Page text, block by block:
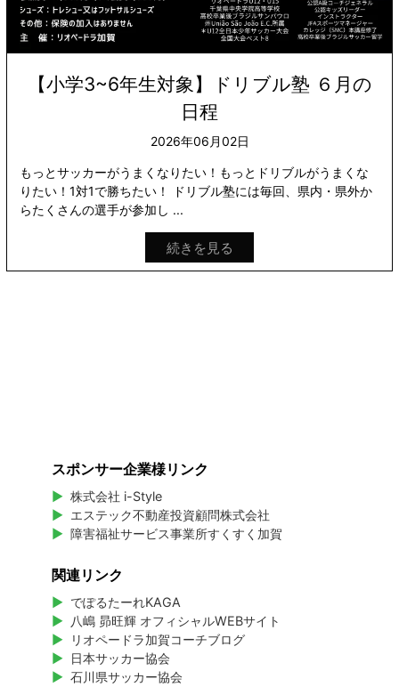
【小学3~6年生対象】ドリブル塾 ６月の
日程
2026年06月02日
もっとサッカーがうまくなりたい！もっとドリブルがうまくな
りたい！1対1で勝ちたい！ ドリブル塾には毎回、県内・県外か
らたくさんの選手が参加し ...
続きを見る
スポンサー企業様リンク
株式会社 i-Style
エステック不動産投資顧問株式会社
障害福祉サービス事業所すくすく加賀
関連リンク
でぽるたーれKAGA
八嶋 昴旺輝 オフィシャルWEBサイト
リオペードラ加賀コーチブログ
日本サッカー協会
石川県サッカー協会